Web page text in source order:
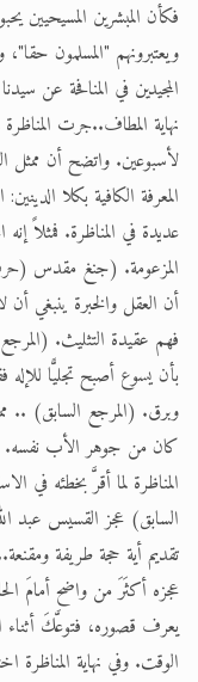
فكأن المبشرين المسيحيين
ويعتبرونهم "المسلمون
المجيدين في المنافحة عن
نهاية المطاف..جرت
لأسبوعين. واتضح أن ممثل
المعرفة الكافية بكلا
عديدة في المناظرة. فمثلاً
أن العقل والخبرة ينبغي أن
فهم عقيدة التثليث.
بأن يسوع أصبح تجليًّا
وبرق. (المرجع السابق) ..
كان من جوهر الأب نفسه.
المناظرة لما أقرَّ بخطئه في
السابق) عجز القسيس عبد
تقديم أية حجة طريفة
عجزه أكثَرَ من واضح أمامَ
يعرف قصوره، فتوعَّكَ أثناء
الوقت. وفي نهاية المناظرة